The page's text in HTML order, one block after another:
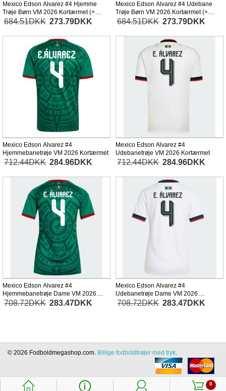
Mexico Edson Alvarez #4 Hjemme
Trøje Børn VM 2026 Kortærmet (+
Korte bukser)
684.51DKK 273.79DKK
Mexico Edson Alvarez #4 Udebane
Trøje Børn VM 2026 Kortærmet (+
Korte bukser)
684.51DKK 273.79DKK
Mexico Edson Alvarez #4
Hjemmebanetrøje VM 2026 Kortærmet
712.44DKK 284.96DKK
Mexico Edson Alvarez #4
Udebanetrøje VM 2026 Kortærmet
712.44DKK 284.96DKK
Mexico Edson Alvarez #4
Hjemmebanetrøje Dame VM 2026
Kortærmet
708.72DKK 283.47DKK
Mexico Edson Alvarez #4
Udebanetrøje Dame VM 2026
Kortærmet
708.72DKK 283.47DKK
󰃱 󰈢 󰃳 0
󰃦
© 2026 Fodboldmegashop.com. Billige fodboldtrøjer med tryk.